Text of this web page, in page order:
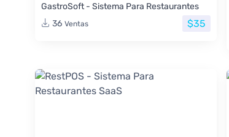
GastroSoft - Sistema Para Restaurantes
36 Ventas $35